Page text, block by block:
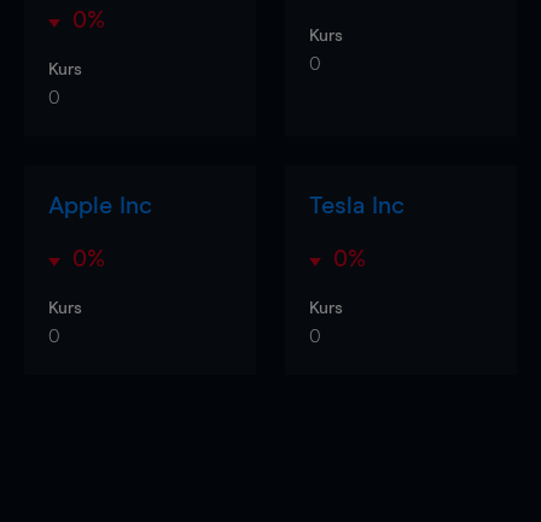
0%
Kurs
0
Kurs
0
Apple Inc
0%
Kurs
0
Tesla Inc
0%
Kurs
0